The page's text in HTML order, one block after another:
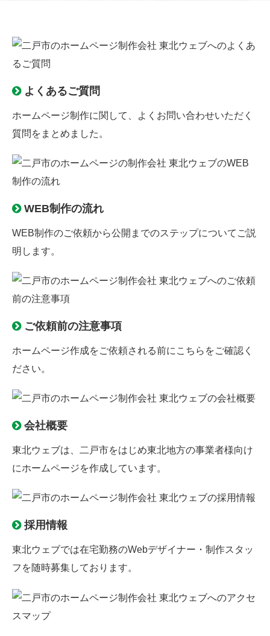
よくあるご質問
ホームページ制作に関して、よくお問い合わせいただく
質問をまとめました。
WEB制作の流れ
WEB制作のご依頼から公開までのステップについてご説
明します。
ご依頼前の注意事項
ホームページ作成をご依頼される前にこちらをご確認く
ださい。
会社概要
東北ウェブは、二戸市をはじめ東北地方の事業者様向け
にホームページを作成しています。
採用情報
東北ウェブでは在宅勤務のWebデザイナー ・制作スタッ
フを随時募集しております。